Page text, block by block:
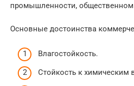
промышленности, общественном
Основные достоинства
Влагостойкость.
Стойкость к химическим